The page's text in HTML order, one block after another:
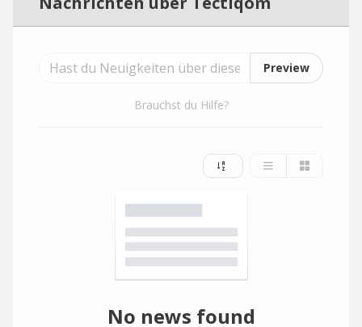
Preview
Brauchst du Hilfe?
No news found